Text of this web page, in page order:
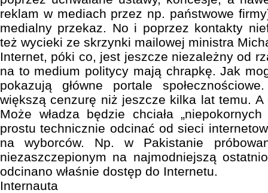
reklam w mediach przez np. państwowe
medialny przekaz. No i poprzez kontakty
też wycieki ze skrzynki mailowej ministra
Internet, póki co, jest jeszcze niezależny od
na to medium politycy mają chrapkę. Jak
pokazują główne portale
większą cenzurę niż jeszcze kilka lat temu. A
Może władza będzie chciała
prostu technicznie odcinać od sieci
na wyborców. Np. w Pakistanie
niezaszczepionym na najmodniejszą
odcinano właśnie dostęp do Internetu.
Internauta